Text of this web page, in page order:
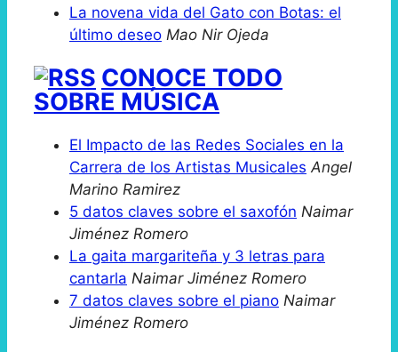
La novena vida del Gato con Botas: el
último deseo Mao Nir Ojeda
CONOCE TODO
SOBRE MÚSICA
El Impacto de las Redes Sociales en la
Carrera de los Artistas Musicales Angel
Marino Ramirez
5 datos claves sobre el saxofón Naimar
Jiménez Romero
La gaita margariteña y 3 letras para
cantarla Naimar Jiménez Romero
7 datos claves sobre el piano Naimar
Jiménez Romero